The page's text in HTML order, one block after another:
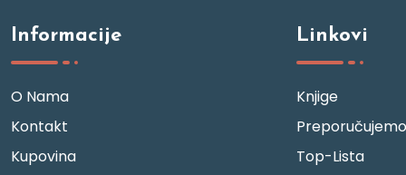
Informacije
O Nama
Kontakt
Kupovina
Linkovi
Knjige
Preporučujemo
Top-Lista